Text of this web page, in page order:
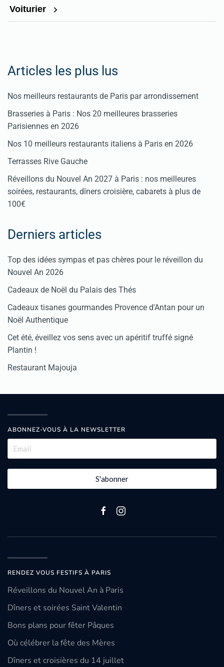
Voiturier
Articles les plus lus
Nos meilleurs restaurants de Paris par arrondissement
Brasseries à Paris : Nos 20 meilleures brasseries
Parisiennes en 2026
Nos 10 meilleurs restaurants italiens à Paris en 2026
Terrasses Rive Gauche
Réveillons du Nouvel An 2027 à Paris : nos meilleures
soirées, restaurants, dîners croisière, cabarets à plus de
100€
Derniers articles
Top des idées sympas et pas chères pour le réveillon du
Nouvel An 2026
Cadeaux de Noël du Palais des Thés
Cadeaux tisanes gourmandes Provence d'Antan pour un
Noël Authentique
Cet été, éveillez vos sens avec un apéritif truffé signé
Plantin !
Restaurant Majouja
ABONNEZ-VOUS À LA NEWSLETTER
S'abonner
RENDEZ VOUS FESTIFS À PARIS
Réveillons du Nouvel An à Paris
Dîners et soirées Saint Valentin
Bons plans pour fêter Pâques
Où célébrer la fête des Mères
Dîners et croisières du 14 juillet